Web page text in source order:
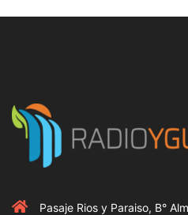
Pasaje Rios y Paraiso, B°